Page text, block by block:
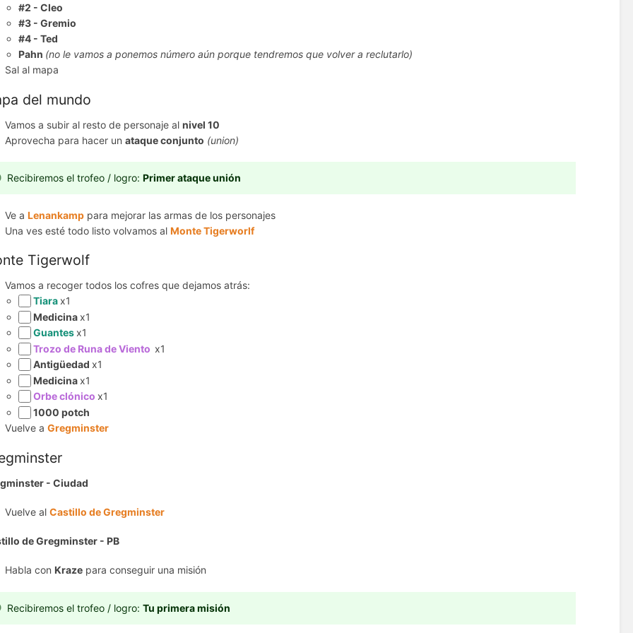
#2 - Cleo
#3 - Gremio
#4 - Ted
Pahn (no le vamos a ponemos número aún porque tendremos que volver a reclutarlo)
Sal al mapa
del mundo
Vamos a subir al resto de personaje alnivel 10
Aprovecha para hacer unataque conjunto (union)
Recibiremos el trofeo / logro:Primer ataque unión
Ve aLenankamp para mejorar las armas de los personajes
Una ves esté todo listo volvamos alMonte Tigerworlf
Tigerwolf
Vamos a recoger todos los cofres que dejamos atrás:
Tiara x1
Medicinax1
Guantes x1
Trozo de Runa de Viento x1
Antigüedadx1
Medicinax1
Orbe clónicox1
1000 potch
Vuelve aGregminster
- Ciudad
Vuelve alCastillo de Gregminster
de Gregminster - PB
Habla con Kraze para conseguir una misión
Recibiremos el trofeo / logro:Tu primera misión